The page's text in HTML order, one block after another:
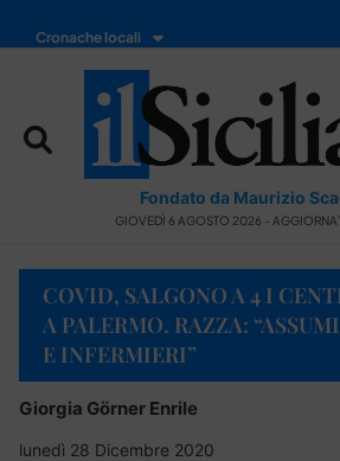
Cronache locali
Fondato da Maurizio
GIOVEDÌ 6 AGOSTO 2026 -
COVID, SALGONO A 4 I
A PALERMO. RAZZA:
E INFERMIERI”
Giorgia Görner Enrile
lunedì 28 Dicembre 2020